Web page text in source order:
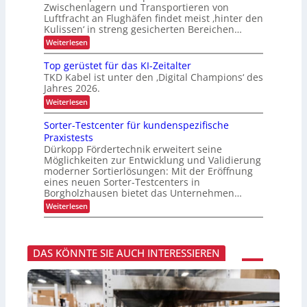
i
c
h
e
n
L
a
s
t
t
r
a
n
s
p
t
o
n
C
I
x
t
e
n
m
a
a
g
e
m
e
n
t
-
P
r
ä
s
e
n
z
u
t
z
u
n
g
i
n
d
e
r
L
o
g
i
s
t
i
k
Zwischenlagern und Transportieren von
Luftfracht an Flughäfen findet meist ‚hinter den
Kulissen‘ in streng gesicherten Bereichen…
Weiterlesen:
Z
u
v
e
r
l
ä
s
i
g
e
r
T
r
a
n
s
r
t
v
o
n
F
Top gerüstet für das KI-Zeitalter
TKD Kabel ist unter den ‚Digital Champions‘ des
Jahres 2026.
Weiterlesen:
T
p
g
e
r
ü
s
t
e
t
f
d
s
K
I
-
Z
Sorter-Testcenter für kundenspezifische
Praxistests
Dürkopp Fördertechnik erweitert seine
Möglichkeiten zur Entwicklung und Validierung
moderner Sortierlösungen: Mit der Eröffnung
eines neuen Sorter-Testcenters in
Borgholzhausen bietet das Unternehmen…
Weiterlesen:
S
t
e
r
-
T
e
s
DAS KÖNNTE SIE AUCH INTERESSIEREN